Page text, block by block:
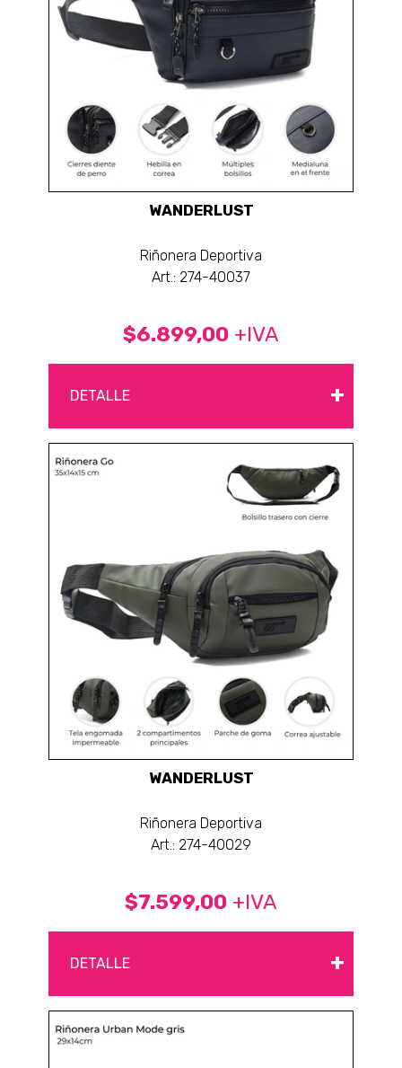
WANDERLUST
Riñonera Deportiva
Art.: 274-40037
$6.899,00 +IVA
DETALLE +
WANDERLUST
Riñonera Deportiva
Art.: 274-40029
$7.599,00 +IVA
DETALLE +